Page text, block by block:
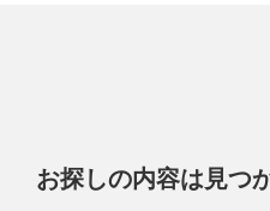
お探しの内容は見つ